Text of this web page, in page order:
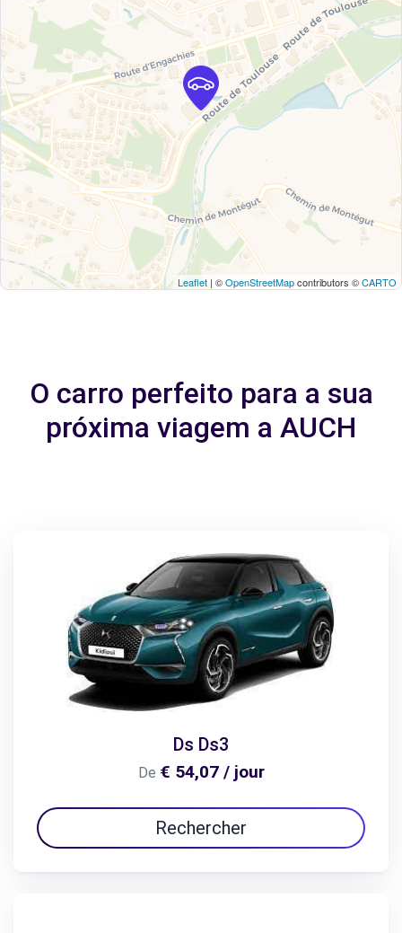
Leaflet | ©OpenStreetMapcontributors ©CARTO
O carro perfeito para a sua
próxima viagem a AUCH
Ds Ds3
De € 54,07 / jour
Rechercher